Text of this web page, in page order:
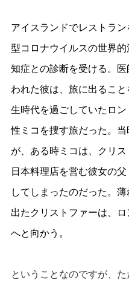
アイスランドでレストラ
型コロナウイルスの世界
知症との診断を受ける。
われた彼は、旅に出るこ
生時代を過ごしていたロ
性ミコを捜す旅だった。
が、ある時ミコは、クリ
日本料理店を営む彼女の
してしまったのだった。
出たクリストファーは、
へと向かう。
ということなのですが、